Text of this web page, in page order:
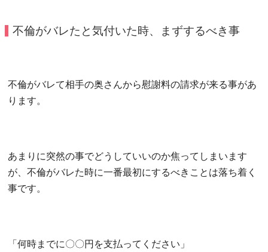
不倫がバレたと気付いた時、まずするべき事
不倫がバレて相手の奥さんから慰謝料の請求が来る事があ
ります。
あまりに突然の事でどうしていいのか焦ってしまいます
が、不倫がバレた時に一番最初にするべきことは落ち着く
事です。
「何時までに〇〇円を支払ってください」